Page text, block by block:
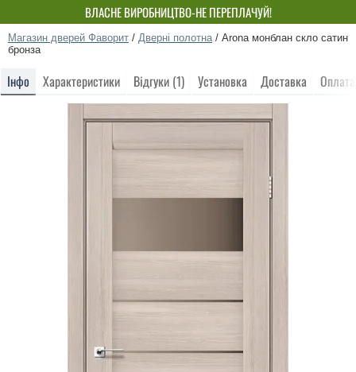
ВЛАСНЕ ВИРОБНИЦТВО-НЕ ПЕРЕПЛАЧУЙ!
Магазин дверей Фаворит / Дверні полотна / Arona монблан скло сатин
бронза
Інфо Характеристики Відгуки (1) Установка Доставка Оплата